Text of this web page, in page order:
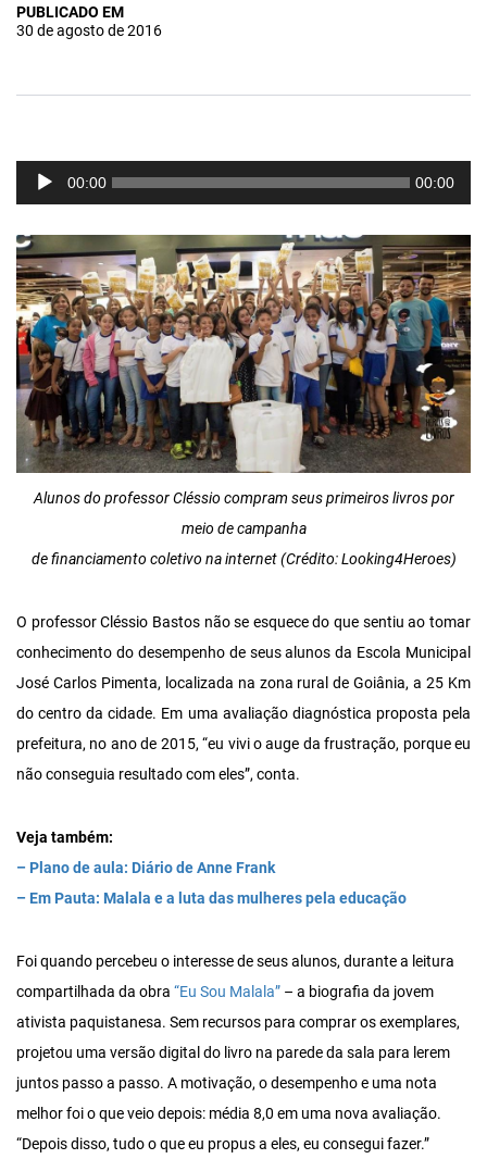
PUBLICADO EM
30 de agosto de 2016
áudio
00:00 00:00
Alunos do professor Cléssio compram seus primeiros livros por
meio de campanha
de financiamento coletivo na internet (Crédito: Looking4Heroes)
O professor Cléssio Bastos não se esquece do que sentiu ao tomar
conhecimento do desempenho de seus alunos da Escola Municipal
José Carlos Pimenta, localizada na zona rural de Goiânia, a 25 Km
do centro da cidade. Em uma avaliação diagnóstica proposta pela
prefeitura, no ano de 2015, “eu vivi o auge da frustração, porque eu
não conseguia resultado com eles”, conta.
Veja também:
– Plano de aula: Diário de Anne Frank
– Em Pauta: Malala e a luta das mulheres pela educação
Foi quando percebeu o interesse de seus alunos, durante a leitura
compartilhada da obra “Eu Sou Malala” – a biografia da jovem
ativista paquistanesa. Sem recursos para comprar os exemplares,
projetou uma versão digital do livro na parede da sala para lerem
juntos passo a passo. A motivação, o desempenho e uma nota
melhor foi o que veio depois: média 8,0 em uma nova avaliação.
“Depois disso, tudo o que eu propus a eles, eu consegui fazer.”